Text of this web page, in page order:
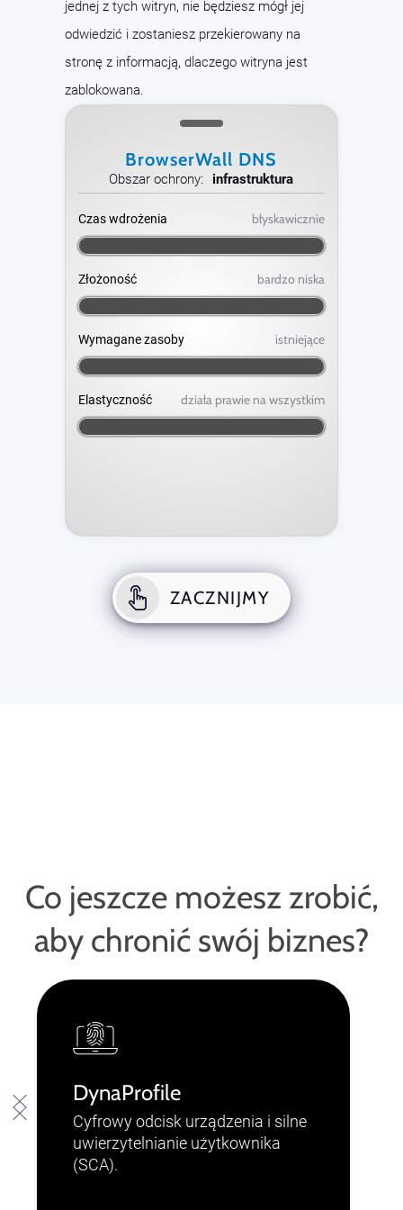
jednej z tych witryn, nie będziesz mógł jej
odwiedzić i zostaniesz przekierowany na
stronę z informacją, dlaczego witryna jest
zablokowana.
BrowserWall DNS
Obszar ochrony: infrastruktura
Czas wdrożenia błyskawicznie
Złożoność bardzo niska
Wymagane zasoby istniejące
Elastyczność działa prawie na wszystkim
ZACZNIJMY
Co jeszcze możesz zrobić,
aby chronić swój biznes?
DynaProfile
Cyfrowy odcisk urządzenia i silne
uwierzytelnianie użytkownika
(SCA).